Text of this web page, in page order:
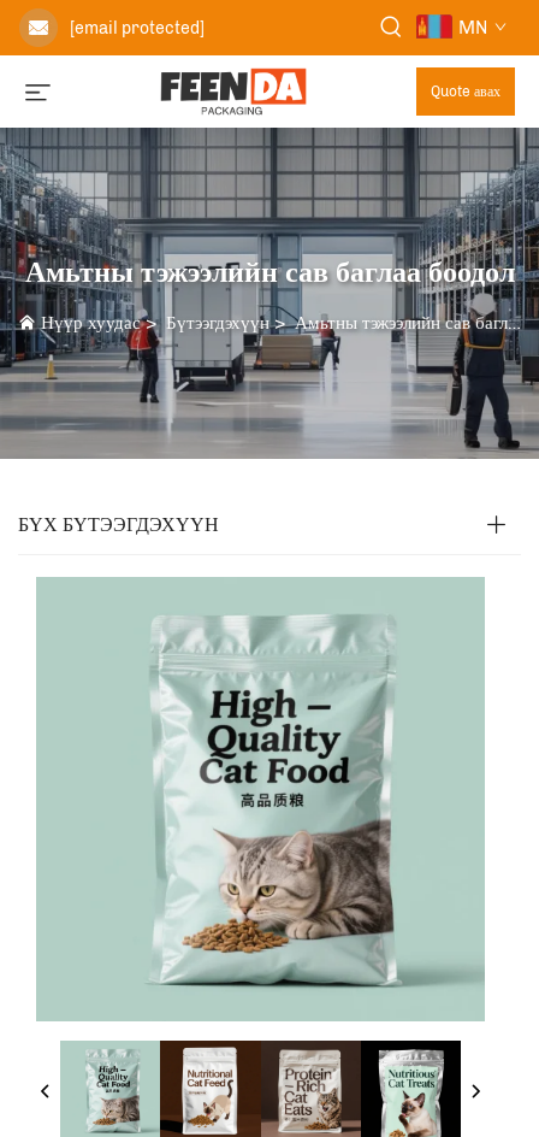
[email protected] MN
Quote авах
Амьтны тэжээлийн сав баглаа боодол
Нүүр хуудас> Бүтээгдэхүүн>Амьтны тэжээлийн сав баглаа боодол
БҮХ БҮТЭЭГДЭХҮҮН